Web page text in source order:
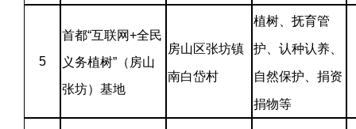
5
首都“互联网+全民
义务植树”（房山
张坊）基地
房山区张坊镇
南白岱村
植树、抚育管
护、认种认养、
自然保护、捐资
捐物等